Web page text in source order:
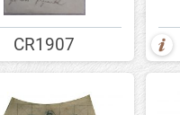
CR1907